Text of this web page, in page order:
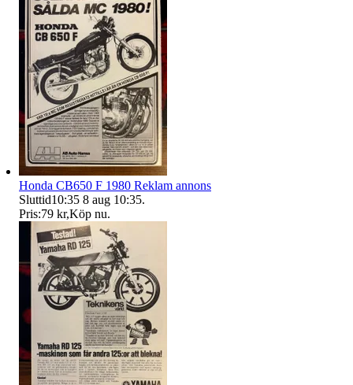
Honda CB650 F 1980 Reklam annons
Sluttid10:35 8 aug 10:35.
Pris:79 kr,Köp nu.